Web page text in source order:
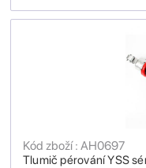
Tlumič pérování YSS
Kód zboží : AH0697